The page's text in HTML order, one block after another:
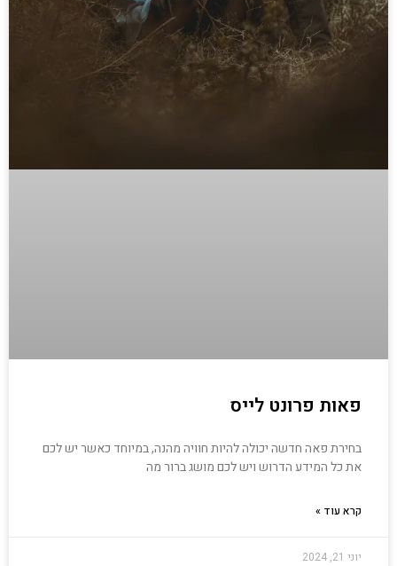
פאות פרונט לייס
בחירת פאה חדשה יכולה להיות חוויה מהנה, במיוחד כאשר יש לכם
את כל המידע הדרוש ויש לכם מושג ברור מה
קרא עוד »
יוני 21, 2024